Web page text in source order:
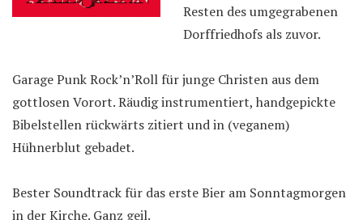
Resten des umgegrabenen
Dorffriedhofs als zuvor.
Garage Punk Rock’n’Roll für junge Christen aus dem
gottlosen Vorort. Räudig instrumentiert, handgepickte
Bibelstellen rückwärts zitiert und in (veganem)
Hühnerblut gebadet.
Bester Soundtrack für das erste Bier am Sonntagmorgen
in der Kirche. Ganz geil.